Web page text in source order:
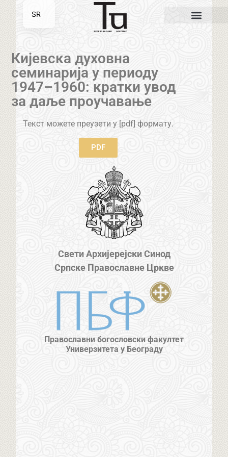
Кијевска духовна
семинарија у периоду
1947–1960: кратки увод
за даље проучавање
Текст можете преузети у [pdf] формату.
PDF
Свети Архијерејски Синод
Српске Православне Цркве
Православни богословски факултет
Универзитета у Београду
SR
EN